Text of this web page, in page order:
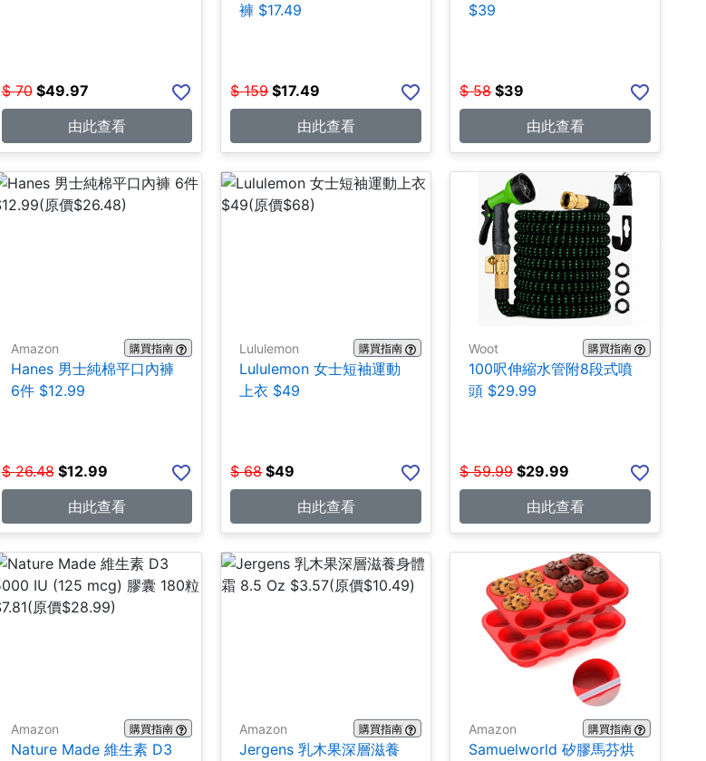
$ 70 $49.97
由此查看
褲 $17.49
$ 159 $17.49
由此查看
$39
$ 58 $39
由此查看
Amazon 購買指南
Hanes 男士純棉平口內褲
6件 $12.99
$ 26.48 $12.99
由此查看
Lululemon 購買指南
Lululemon 女士短袖運動
上衣 $49
$ 68 $49
由此查看
Woot 購買指南
100呎伸縮水管附8段式噴
頭 $29.99
$ 59.99 $29.99
由此查看
Amazon 購買指南
Nature Made 維生素 D3
Amazon 購買指南
Jergens 乳木果深層滋養
Amazon 購買指南
Samuelworld 矽膠馬芬烘